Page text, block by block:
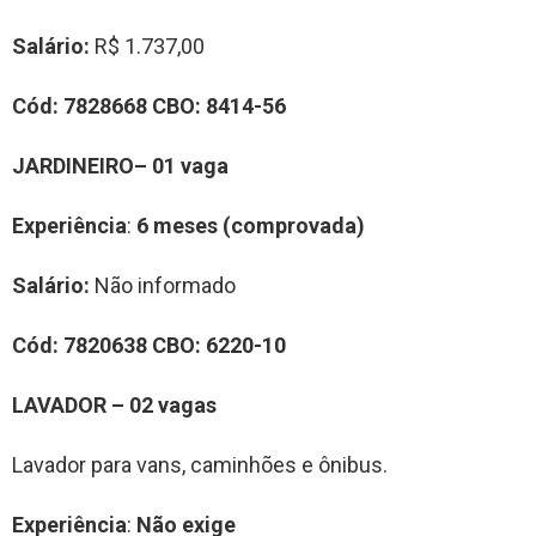
Salário: R$ 1.737,00
Cód: 7828668 CBO: 8414-56
JARDINEIRO– 01 vaga
Experiência: 6 meses (comprovada)
Salário: Não informado
Cód: 7820638 CBO: 6220-10
LAVADOR – 02 vagas
Lavador para vans, caminhões e ônibus.
Experiência: Não exige